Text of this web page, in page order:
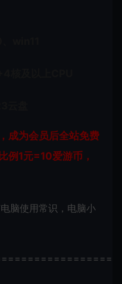
成为会员后全站免费
例1元=10爱游币，
脑使用常识，电脑小